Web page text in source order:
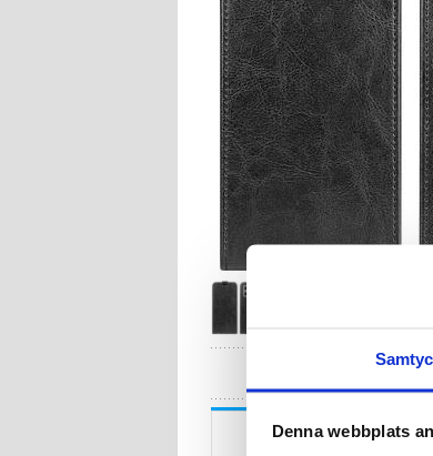
Denna webbplats
Beskrivning